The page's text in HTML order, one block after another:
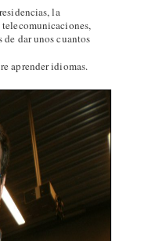
la
dar unos cuantos
aprender idiomas.